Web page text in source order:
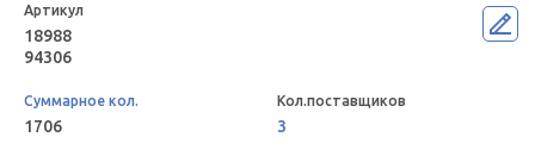
18988
94306
1706 3